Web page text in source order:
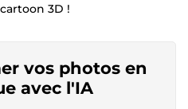
3D !
vos photos en
avec l'IA